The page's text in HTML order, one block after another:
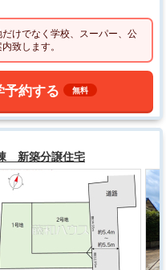
けでなく学校、スーパー、公
内致します。
予約する 無料
新築分譲住宅